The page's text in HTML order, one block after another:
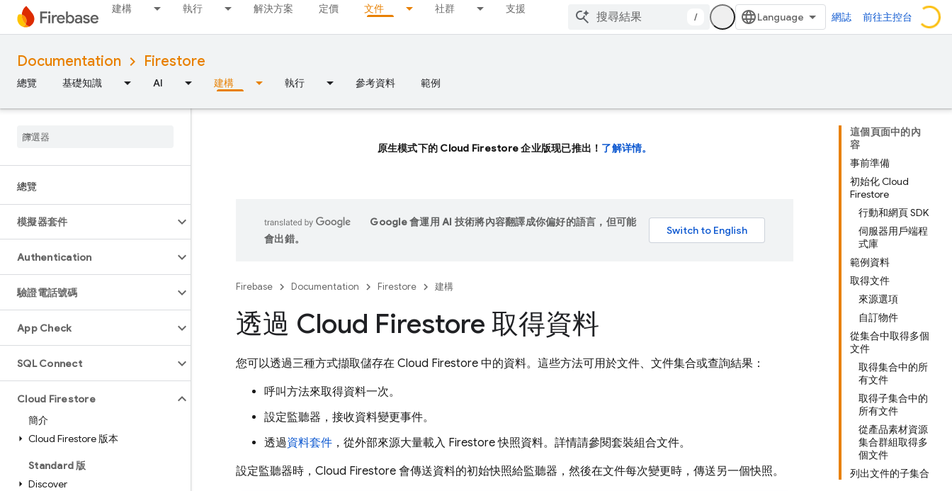
建構 執行 解決方案 定價 文件 社群 支援
/ 網誌 前往主控台
Documentation Firestore
總覽 基礎知識 AI 建構 執行 參考資料 範例
總覽
模擬器套件
Authentication
驗證電話號碼
App Check
SQL Connect
Cloud Firestore
簡介
Cloud Firestore 版本
Standard 版
Discover
這個頁面中的內
容
事前準備
初始化 Cloud
Firestore
行動和網頁 SDK
伺服器用戶端程
式庫
範例資料
取得文件
來源選項
自訂物件
從集合中取得多個
文件
取得集合中的所
有文件
取得子集合中的
所有文件
從產品素材資源
集合群組取得多
個文件
列出文件的子集合
原生模式下的 Cloud Firestore 企业版现已推出！ 了解详情。
Google 會運用 AI 技術將內容翻譯成你偏好的語言，但可能
會出錯。
Firebase Documentation Firestore 建構
透過 Cloud Firestore 取得資料
您可以透過三種方式擷取儲存在 Cloud Firestore 中的資料。這些方法可用於文件、文件集合或查詢結果：
呼叫方法來取得資料一次。
設定監聽器，接收資料變更事件。
透過資料套件 ，從外部來源大量載入 Firestore 快照資料。詳情請參閱套裝組合文件。
設定監聽器時， Cloud Firestore 會傳送資料的初始快照給監聽器，然後在文件每次變更時，傳送另一個快照。